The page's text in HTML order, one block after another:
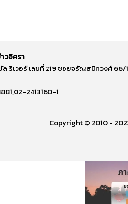
วอิศรา
ล ริเวอร์ เลขที่ 219 ซอยจรัญสนิทวงศ์
2413160-1
Copyright © 2010 -